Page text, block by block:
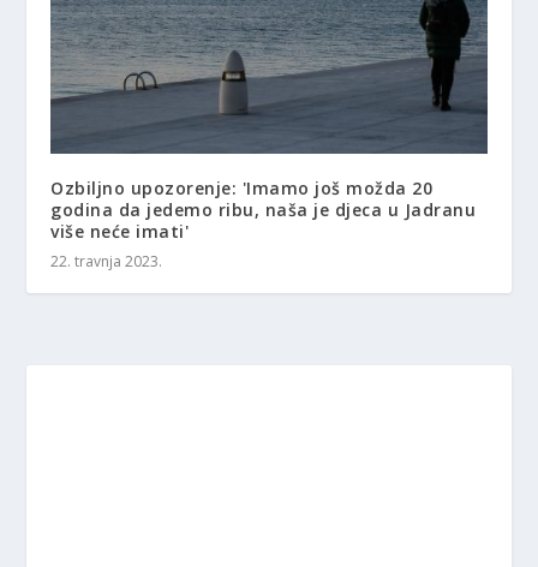
Ozbiljno upozorenje: 'Imamo još možda 20
godina da jedemo ribu, naša je djeca u Jadranu
više neće imati'
22. travnja 2023.